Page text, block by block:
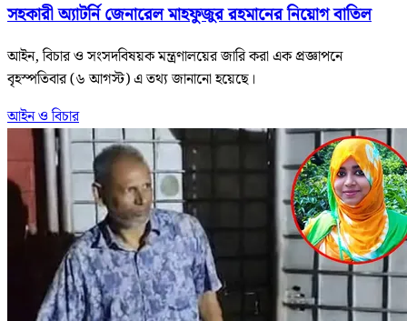
সহকারী অ্যাটর্নি জেনারেল মাহফুজুর রহমানের নিয়োগ বাতিল
আইন, বিচার ও সংসদবিষয়ক মন্ত্রণালয়ের জারি করা এক প্রজ্ঞাপনে
বৃহস্পতিবার (৬ আগস্ট) এ তথ্য জানানো হয়েছে।
আইন ও বিচার